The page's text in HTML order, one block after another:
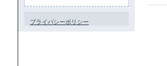
プライバシーポリシー